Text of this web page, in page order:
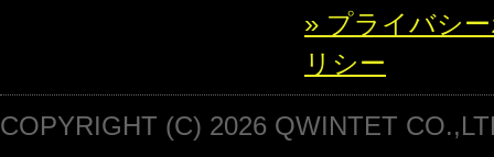
» プライバシ
リシー
COPYRIGHT (C) 2026 QWINTET